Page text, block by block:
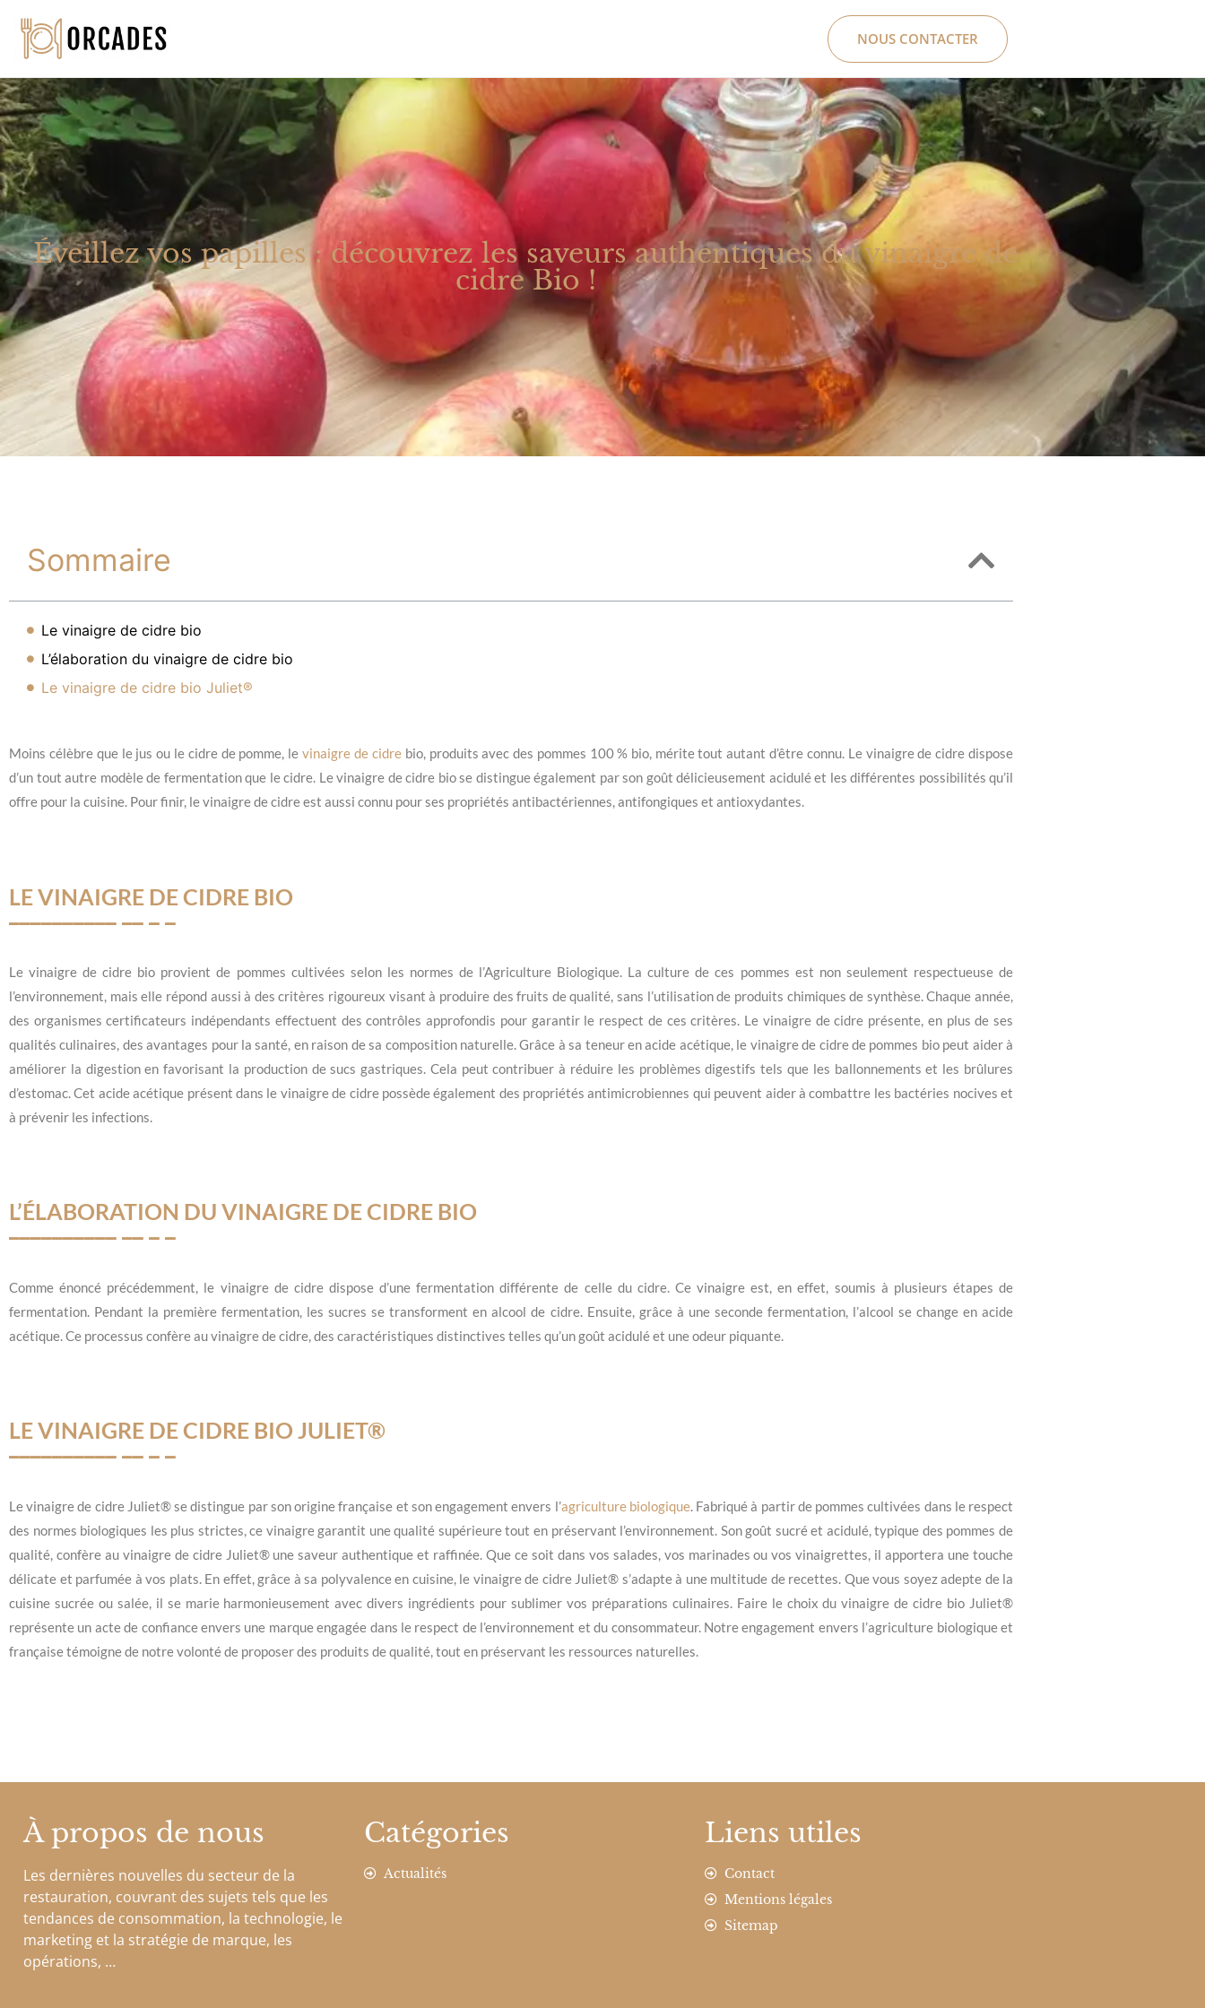
NOUS CONTACTER
Éveillez vos papilles : découvrez les saveurs authentiques du vinaigre de
cidre Bio !
Sommaire
Le vinaigre de cidre bio
L’élaboration du vinaigre de cidre bio
Le vinaigre de cidre bio Juliet®
Moins célèbre que le jus ou le cidre de pomme, levinaigre de cidrebio, produits avec des pommes 100 % bio, mérite tout autant d’être connu. Le vinaigre de cidre dispose
d’un tout autre modèle de fermentation que le cidre. Le vinaigre de cidre bio se distingue également par son goût délicieusement acidulé et les différentes possibilités qu’il
offre pour la cuisine. Pour finir, le vinaigre de cidre est aussi connu pour ses propriétés antibactériennes, antifongiques et antioxydantes.
LE VINAIGRE DE CIDRE BIO
Le vinaigre de cidre bio provient de pommes cultivées selon les normes de l’Agriculture Biologique. La culture de ces pommes est non seulement respectueuse de
l’environnement, mais elle répond aussi à des critères rigoureux visant à produire des fruits de qualité, sans l’utilisation de produits chimiques de synthèse. Chaque année,
des organismes certificateurs indépendants effectuent des contrôles approfondis pour garantir le respect de ces critères. Le vinaigre de cidre présente, en plus de ses
qualités culinaires, des avantages pour la santé, en raison de sa composition naturelle. Grâce à sa teneur en acide acétique, le vinaigre de cidre de pommes bio peut aider à
améliorer la digestion en favorisant la production de sucs gastriques. Cela peut contribuer à réduire les problèmes digestifs tels que les ballonnements et les brûlures
d’estomac. Cet acide acétique présent dans le vinaigre de cidre possède également des propriétés antimicrobiennes qui peuvent aider à combattre les bactéries nocives et
à prévenir les infections.
L’ÉLABORATION DU VINAIGRE DE CIDRE BIO
Comme énoncé précédemment, le vinaigre de cidre dispose d’une fermentation différente de celle du cidre. Ce vinaigre est, en effet, soumis à plusieurs étapes de
fermentation. Pendant la première fermentation, les sucres se transforment en alcool de cidre. Ensuite, grâce à une seconde fermentation, l’alcool se change en acide
acétique. Ce processus confère au vinaigre de cidre, des caractéristiques distinctives telles qu’un goût acidulé et une odeur piquante.
LE VINAIGRE DE CIDRE BIO JULIET®
Le vinaigre de cidre Juliet® se distingue par son origine française et son engagement envers l’agriculture biologique. Fabriqué à partir de pommes cultivées dans le respect
des normes biologiques les plus strictes, ce vinaigre garantit une qualité supérieure tout en préservant l’environnement. Son goût sucré et acidulé, typique des pommes de
qualité, confère au vinaigre de cidre Juliet® une saveur authentique et raffinée. Que ce soit dans vos salades, vos marinades ou vos vinaigrettes, il apportera une touche
délicate et parfumée à vos plats. En effet, grâce à sa polyvalence en cuisine, le vinaigre de cidre Juliet® s’adapte à une multitude de recettes. Que vous soyez adepte de la
cuisine sucrée ou salée, il se marie harmonieusement avec divers ingrédients pour sublimer vos préparations culinaires. Faire le choix du vinaigre de cidre bio Juliet®
représente un acte de confiance envers une marque engagée dans le respect de l’environnement et du consommateur. Notre engagement envers l’agriculture biologique et
française témoigne de notre volonté de proposer des produits de qualité, tout en préservant les ressources naturelles.
À propos de nous
Les dernières nouvelles du secteur de la
restauration, couvrant des sujets tels que les
tendances de consommation, la technologie, le
marketing et la stratégie de marque, les
opérations, …
Catégories
Actualités
Liens utiles
Contact
Mentions légales
Sitemap